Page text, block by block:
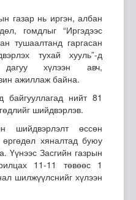
газар нь иргэн, албан
гомдлыг “Иргэдээс
тушаалтанд гаргасан
тухай хууль”-д
хүлээн авч,
ажиллаж байна.
байгууллагад нийт 81
шийдвэрлэв.
шийдвэрлэлт өссөн
хяналтад буюу
Үүнээс Засгийн газрын
11-11 төвөөс 1
шилжүүлснийг хүлээн